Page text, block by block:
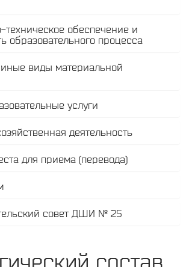
техническое обеспечение и
образовательного процесса
виды материальной
услуги
деятельность
для приема (перевода)
совет ДШИ № 25
состав